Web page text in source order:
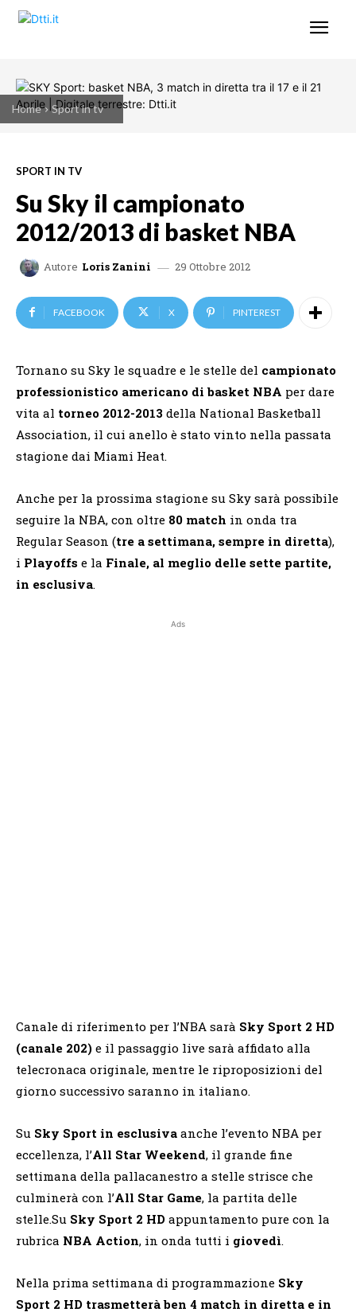
Home Sport in tv
SPORT IN TV
Su Sky il campionato
2012/2013 di basket NBA
Autore Loris Zanini 29 Ottobre 2012
FACEBOOK X PINTEREST
Tornano su Sky le squadre e le stelle del campionato
professionistico americano di basket NBA per dare
vita al torneo 2012-2013 della National Basketball
Association, il cui anello è stato vinto nella passata
stagione dai Miami Heat.
Anche per la prossima stagione su Sky sarà possibile
seguire la NBA, con oltre 80 match in onda tra
Regular Season (tre a settimana, sempre in diretta),
i Playoffs e la Finale, al meglio delle sette partite,
in esclusiva.
Ads
Canale di riferimento per l’NBA sarà Sky Sport 2 HD
(canale 202) e il passaggio live sarà affidato alla
telecronaca originale, mentre le riproposizioni del
giorno successivo saranno in italiano.
Su Sky Sport in esclusiva anche l’evento NBA per
eccellenza, l’All Star Weekend, il grande fine
settimana della pallacanestro a stelle strisce che
culminerà con l’All Star Game, la partita delle
stelle.Su Sky Sport 2 HD appuntamento pure con la
rubrica NBA Action, in onda tutti i giovedì.
Nella prima settimana di programmazione Sky
Sport 2 HD trasmetterà ben 4 match in diretta e in